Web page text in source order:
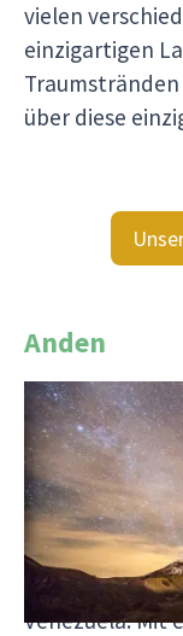
vielen
einzigartigen
über diese
Anden
Die Anden
sich über die
erstreckt. Sie
Andenländer
Bolivien, Chile,
Venezuela. Mit